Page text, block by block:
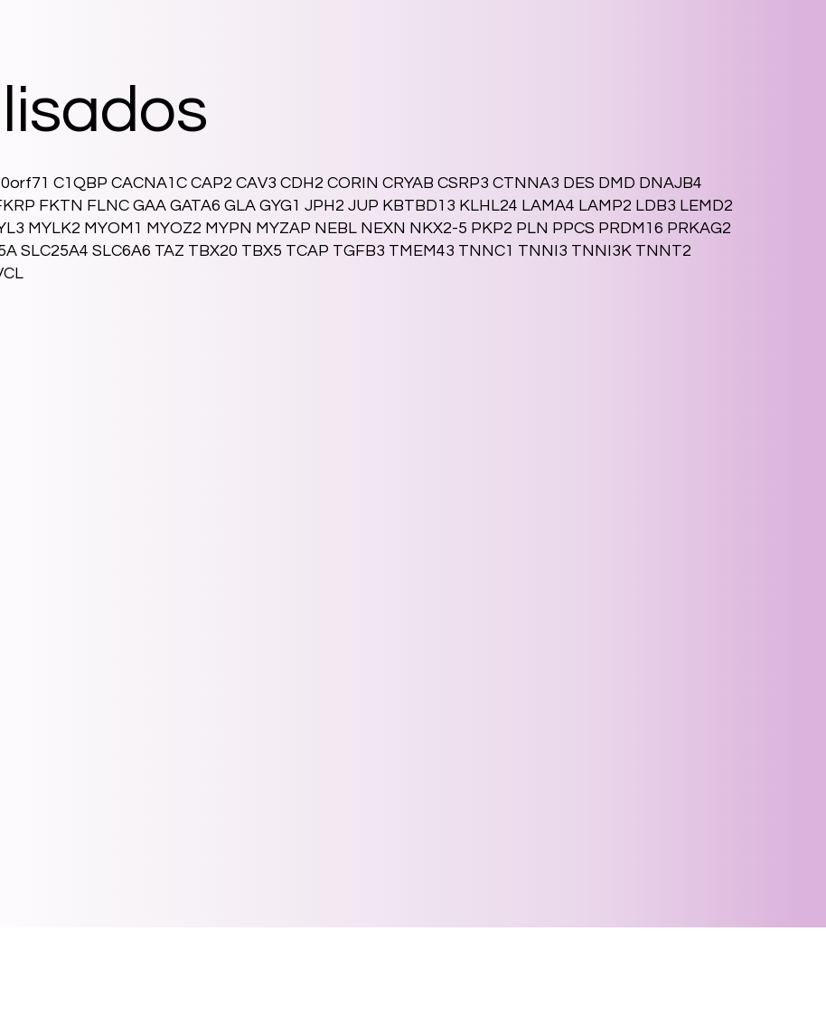
C1QBP CACNA1C CAP2 CAV3 CDH2 CORIN CRYAB CSRP3 CTNNA3 DES DMD DNAJB4
FKTN FLNC GAA GATA6 GLA GYG1 JPH2 JUP KBTBD13 KLHL24 LAMA4 LAMP2 LDB3 LEMD2
MYLK2 MYOM1 MYOZ2 MYPN MYZAP NEBL NEXN NKX2-5 PKP2 PLN PPCS PRDM16 PRKAG2
SLC25A4 SLC6A6 TAZ TBX20 TBX5 TCAP TGFB3 TMEM43 TNNC1 TNNI3 TNNI3K TNNT2